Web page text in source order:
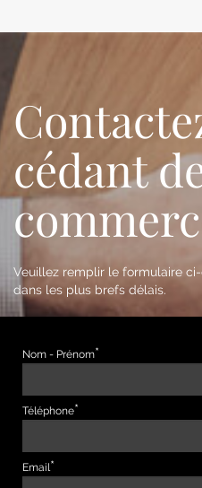
cédant
Veuillez remplir le formulaire
dans les plus brefs délais.
Nom - Prénom
Téléphone
Email